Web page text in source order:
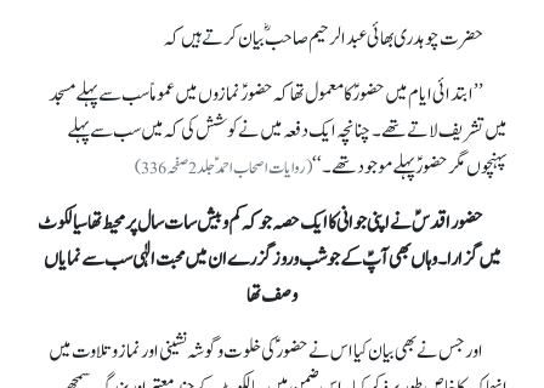
حضرت چوہدری بھائی عبدالرحیم صاحبؓ بیان کرتے ہیں کہ
’’ ابتدائی ایام میں حضورؑ کا معمول تھا کہ حضورؑ نمازوں میں عموماً سب سے پہلے مسجد
میں تشریف لاتے تھے۔چنانچہ ایک دفعہ میں نے کوشش کی کہ میں سب سے پہلے
پہنچوں مگر حضورؑ پہلے موجود تھے۔‘‘(روایات اصحاب احمدؑ جلد 2 صفحہ 336)
حضور اقدسؑ نے اپنی جوانی کا ایک حصہ جو کہ کم و بیش سات سال پر محیط تھا سیالکوٹ
میں گزارا۔ وہاں بھی آپؑ کے جو شب و روز گزرے ان میں محبت الٰہی سب سے نمایاں
وصف تھا
اور جس نے بھی بیان کیا اس نے حضور ؑکی خلوت و گوشہ نشینی اور نماز وتلاوت میں